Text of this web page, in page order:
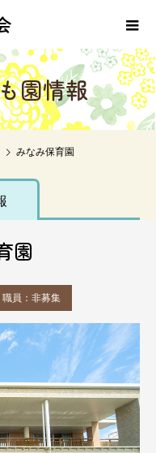
園情報
みなみ保育園
園
職員：非募集